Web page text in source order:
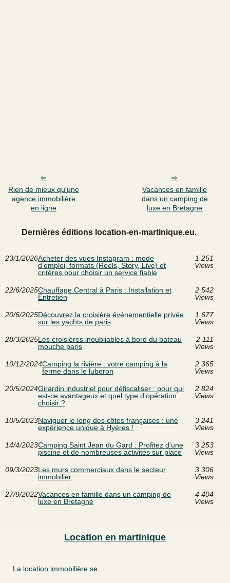
Rien de mieux qu'une
agence immobilière
en ligne
Vacances en famille
dans un camping de
luxe en Bretagne
Dernières éditions location-en-martinique.eu.
23/1/2026Acheter des vues Instagram : mode
d’emploi, formats (Reels, Story, Live) et
critères pour choisir un service fiable
1 251
Views
22/6/2025Chauffage Central à Paris : Installation et
Entretien
2 542
Views
20/6/2025Découvrez la croisière événementielle privée
sur les yachts de paris
1 677
Views
28/3/2025Les croisières inoubliables à bord du bateau
mouche paris
2 111
Views
10/12/2024Camping la rivière : votre camping à la
ferme dans le luberon
2 365
Views
20/5/2024Girardin industriel pour défiscaliser : pour qui
est-ce avantageux et quel type d’opération
choisir ?
2 824
Views
10/5/2023Naviguer le long des côtes françaises : une
expérience unique à Hyères !
3 241
Views
14/4/2023Camping Saint Jean du Gard : Profitez d'une
piscine et de nombreuses activités sur place
3 253
Views
09/3/2023Les murs commerciaux dans le secteur
immobilier
3 306
Views
27/9/2022Vacances en famille dans un camping de
luxe en Bretagne
4 404
Views
Location en martinique
La location immobilière se...